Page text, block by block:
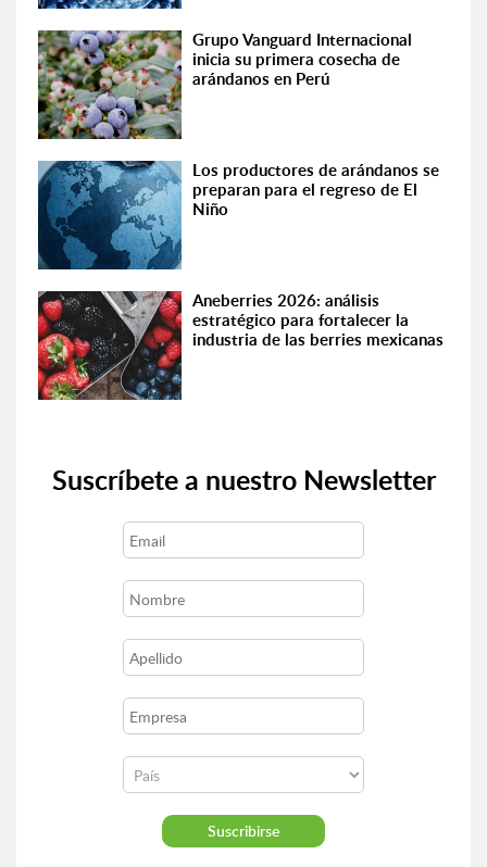
Grupo Vanguard Internacional
inicia su primera cosecha de
arándanos en Perú
Los productores de arándanos se
preparan para el regreso de El
Niño
Aneberries 2026: análisis
estratégico para fortalecer la
industria de las berries mexicanas
Suscríbete a nuestro Newsletter